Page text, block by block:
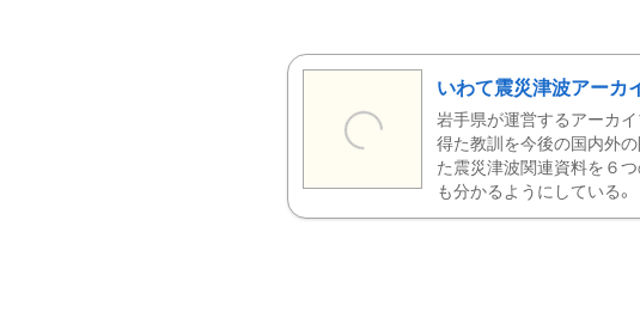
いわて震災津波アーカ
岩手県が運営するアーカ
得た教訓を今後の国内外
た震災津波関連資料を６
も分かるようにしている。